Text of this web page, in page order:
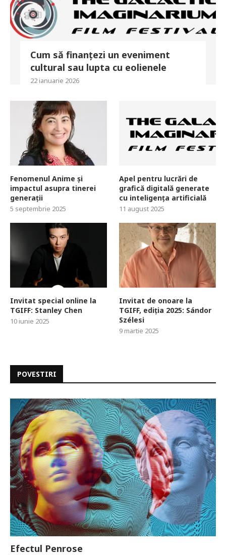
Cum să finanțezi un eveniment
cultural sau lupta cu eolienele
22 ianuarie 2026
Fenomenul Anime și
impactul asupra tinerei
generații
5 septembrie 2025
Apel pentru lucrări de
grafică digitală generate
cu inteligența artificială
11 august 2025
Invitat special online la
TGIFF: Stanley Chen
10 iunie 2025
Invitat de onoare la
TGIFF, ediția 2025: Sándor
Szélesi
9 martie 2025
POVESTIRI
Efectul Penrose